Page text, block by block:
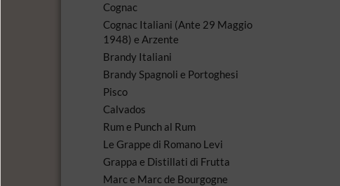
Cognac
Cognac Italiani (Ante 29 Maggio
1948) e Arzente
Brandy Italiani
Brandy Spagnoli e Portoghesi
Pisco
Calvados
Rum e Punch al Rum
Le Grappe di Romano Levi
Grappa e Distillati di Frutta
Marc e Marc de Bourgogne